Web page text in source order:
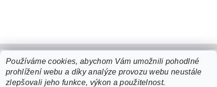
2026 ©cigarro, všechna práva vyhrazenaUpravit nastavení cookies
Používáme cookies, abychom Vám umožnili pohodlné
prohlížení webu a díky analýze provozu webu neustále
zlepšovali jeho funkce, výkon a použitelnost.